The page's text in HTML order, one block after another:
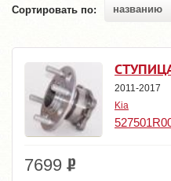
Сортировать по: названию
2011-2017
Kia
7699